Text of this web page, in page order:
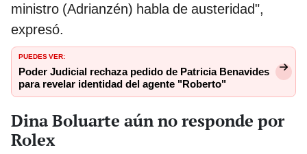
ministro (Adrianzén) habla de austeridad",
expresó.
PUEDES VER:
Poder Judicial rechaza pedido de Patricia Benavides
para revelar identidad del agente "Roberto"
Dina Boluarte aún no responde por
Rolex